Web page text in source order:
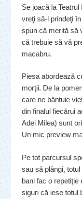
Se joacă la
vreţi să-l prindeţi
spun că merită să
că trebuie să vă
macabru.
Piesa abordează
morţii. De la
care ne bântuie
din finalul fiecărui
Adei Milea) sunt
Un mic preview
Pe tot parcursul
sau să plângi,
bani fac o
siguri că iese totul